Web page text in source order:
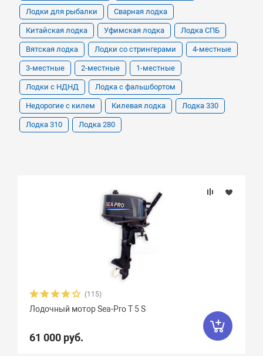
Лодки для рыбалки Сварная лодка
Китайская лодка Уфимская лодка Лодка СПБ
Вятская лодка Лодки со стрингерами 4-местные
3-местные 2-местные 1-местные
Лодки с НДНД Лодка с фальшбортом
Недорогие с килем Килевая лодка Лодка 330
Лодка 310 Лодка 280
(115)
Лодочный мотор Sea-Pro Т 5 S
61 000 руб.